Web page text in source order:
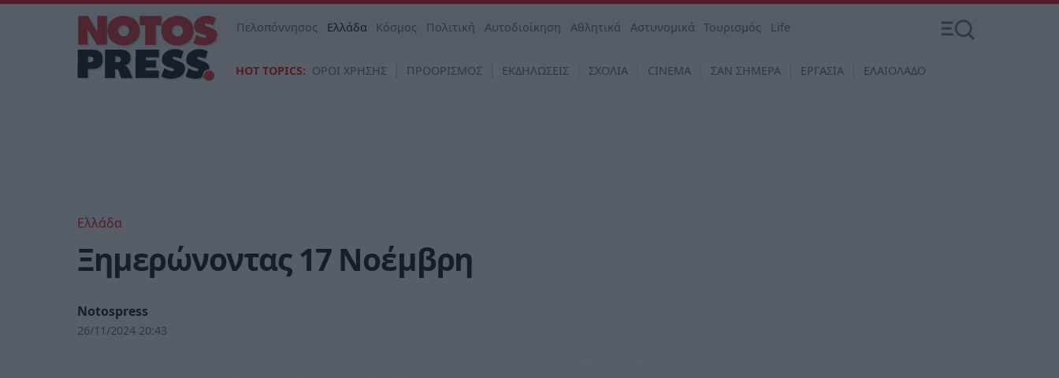
Πελοπόννησος Ελλάδα Κόσμος Πολιτική Αυτοδιοίκηση Αθλητικά Αστυνομικά Τουρισμός Life
HOT TOPICS: ΟΡΟΙ ΧΡΗΣΗΣ ΠΡΟΟΡΙΣΜΟΣ ΕΚΔΗΛΩΣΕΙΣ ΣΧΟΛΙΑ CINEMA ΣΑΝ ΣΗΜΕΡΑ ΕΡΓΑΣΙΑ ΕΛΑΙΟΛΑΔΟ
Ελλάδα
Ξημερώνοντας 17 Νοέμβρη
Notospress
26/11/2024 20:43